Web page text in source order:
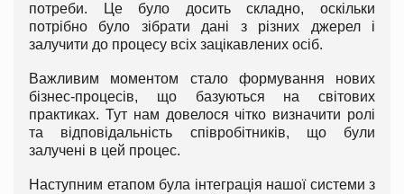
потреби. Це було досить складно, оскільки
потрібно було зібрати дані з різних джерел і
залучити до процесу всіх зацікавлених осіб.
Важливим моментом стало формування нових
бізнес-процесів, що базуються на світових
практиках. Тут нам довелося чітко визначити ролі
та відповідальність співробітників, що були
залучені в цей процес.
Наступним етапом була інтеграція нашої системи з